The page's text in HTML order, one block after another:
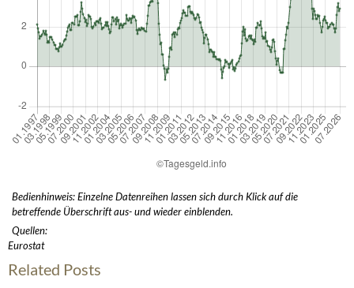
Bedienhinweis: Einzelne Datenreihen lassen sich durch Klick auf die
betreffende Überschrift aus- und wieder einblenden.
Quellen:
Eurostat
Related Posts